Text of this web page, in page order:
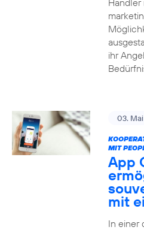
ihr
03.
MIT
App
mit
In einer